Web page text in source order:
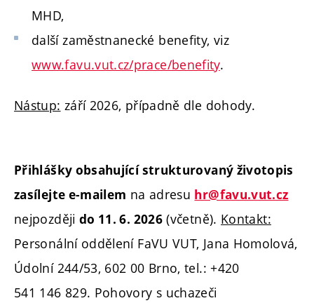
MHD,
další zaměstnanecké benefity, viz
www.favu.vut.cz/prace/benefity.
Nástup: září 2026, případně dle dohody.
Přihlášky obsahující strukturovaný životopis
zasílejte e-mailem na adresu hr@favu.vut.cz
nejpozději do 11. 6. 2026 (včetně). Kontakt:
Personální oddělení FaVU VUT, Jana Homolová,
Údolní 244/53, 602 00 Brno, tel.: +420
541 146 829. Pohovory s uchazeči